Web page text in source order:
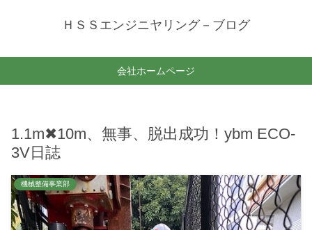
ＨＳＳエンジニヤリング－ブログ
会社ホームページ
1.1m✖10m、無事、脱出成功！ybm ECO-
3V日誌
機械整備事業部